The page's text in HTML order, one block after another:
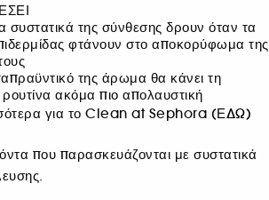
συστατικά της σύνθεσης δρουν όταν τα
φτάνουν στο αποκορύφωμα της
της άρωμα θα κάνει τη
ακόμα πιο απολαυστική
για το Clean at Sephora (ΕΔΩ)
που παρασκευάζονται με συστατικά